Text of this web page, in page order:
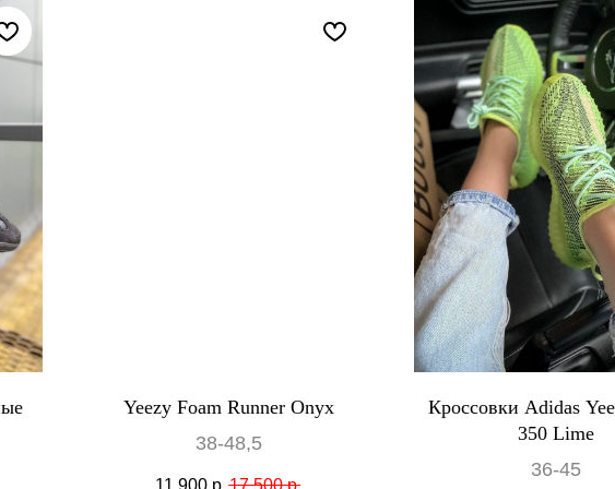
Yeezy Foam Runner Onyx
38-48,5
11 900 р. 17 500 р.
Кроссовки Adidas
350 Lime
36-45